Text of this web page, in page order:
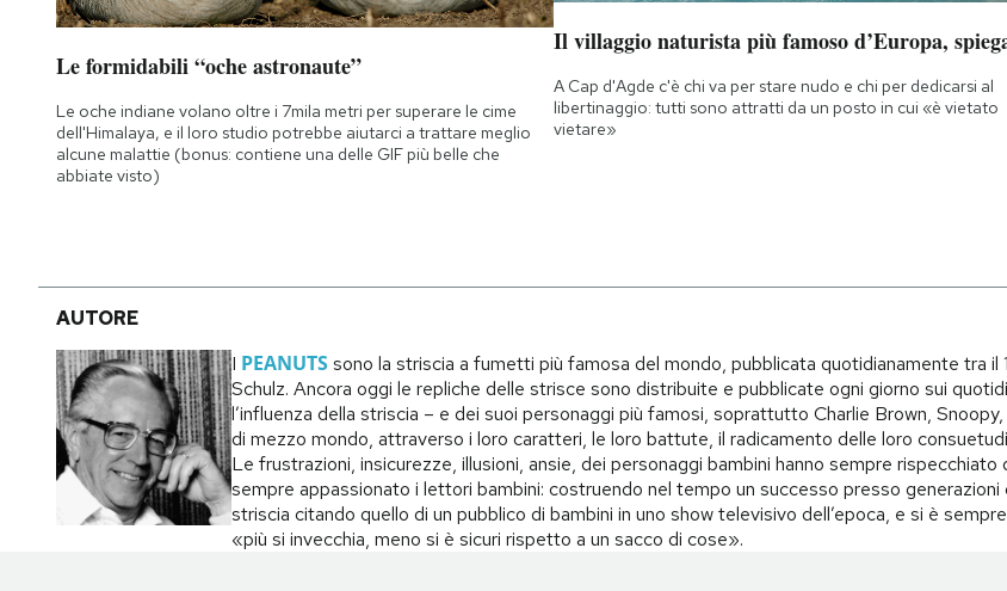
Area Personale
Notifiche mobile
Regala il Post
Hai bisogno di aiuto?
Esci
Le formidabili “oche astronaute”
Le oche indiane volano oltre i 7mila metri per superare le cime
dell'Himalaya, e il loro studio potrebbe aiutarci a trattare meglio
alcune malattie (bonus: contiene una delle GIF più belle che
abbiate visto)
Il villaggio naturista più famoso d’Europa,
A Cap d'Agde c'è chi va per stare nudo e chi per dedicarsi al
libertinaggio: tutti sono attratti da un posto in cui «è vietato
vietare»
AUTORE
I PEANUTSsono la striscia a fumetti più famosa del mondo, pubblicata quotidianamente tra
Schulz. Ancora oggi le repliche delle strisce sono distribuite e pubblicate ogni giorno sui
l’influenza della striscia – e dei suoi personaggi più famosi, soprattutto Charlie Brown,
di mezzo mondo, attraverso i loro caratteri, le loro battute, il radicamento delle loro
Le frustrazioni, insicurezze, illusioni, ansie, dei personaggi bambini hanno sempre
sempre appassionato i lettori bambini: costruendo nel tempo un successo presso
striscia citando quello di un pubblico di bambini in uno show televisivo dell’epoca, e si è
«più si invecchia, meno si è sicuri rispetto a un sacco di cose».